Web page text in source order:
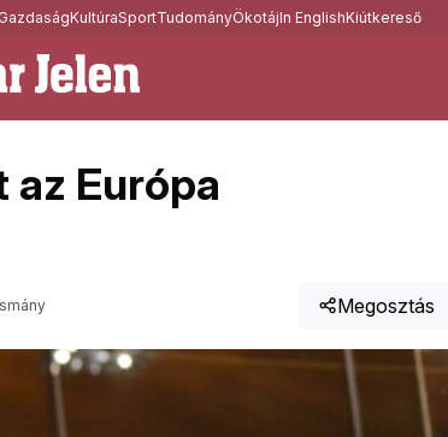
GazdaságKultúraSportTudományÖkotájIn EnglishKiútkereső
Európa
Megosztás